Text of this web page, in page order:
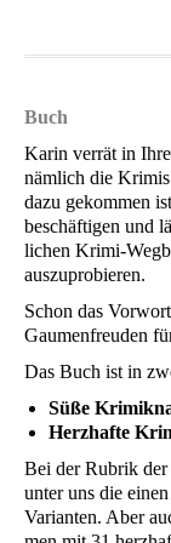
Buch
Karin ver­rät in
näm­lich die Kri­mis
dazu gekom­men
beschäf­ti­gen und
li­chen Kri­mi-
auszuprobieren.
Schon das
Gau­men­freu­den
Das Buch ist in
Süße
Herz­haf­te
Bei der Rubrik
unter uns die
Vari­an­ten. Aber